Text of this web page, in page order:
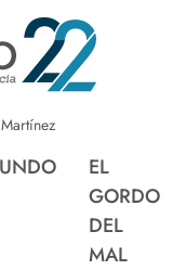
EL
GORDO
DEL
MAL